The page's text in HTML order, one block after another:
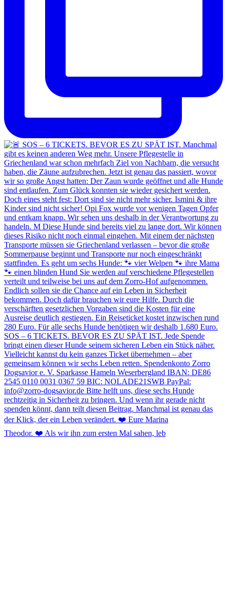
Theodor. ❤️ Als wir ihn zum ersten Mal sahen, leb